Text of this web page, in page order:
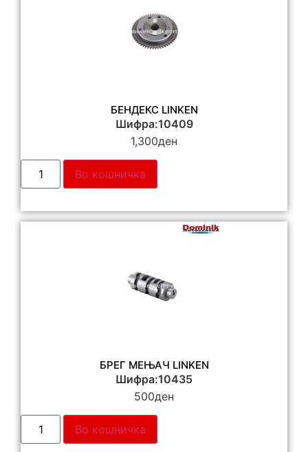
БЕНДЕКС LINKEN
Шифра:10409
1,300ден
Во кошничка
БРЕГ МЕЊАЧ LINKEN
Шифра:10435
500ден
Во кошничка